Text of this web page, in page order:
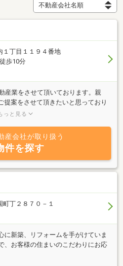
１丁目１１９４番地
歩10分
産業をさせて頂いております。親
提案をさせて頂きたいと思っており
てお気軽に島原市を知りつくした当
っと見る
産会社が取り扱う
件を探す
丁２８７０－１
に新築、リフォームを手がけていま
、お客様の住まいのこだわりにお応